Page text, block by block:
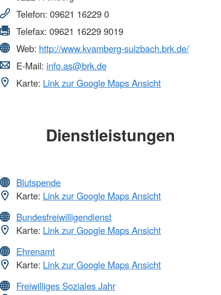
Telefon: 09621 16229 0
Telefax: 09621 16229 9019
Web: http://www.kvamberg-sulzbach.brk.de/
E-Mail: info.as@brk.de
Karte: Link zur Google Maps Ansicht
Dienstleistungen
Blutspende
Karte: Link zur Google Maps Ansicht
Bundesfreiwilligendienst
Karte: Link zur Google Maps Ansicht
Ehrenamt
Karte: Link zur Google Maps Ansicht
Freiwilliges Soziales Jahr